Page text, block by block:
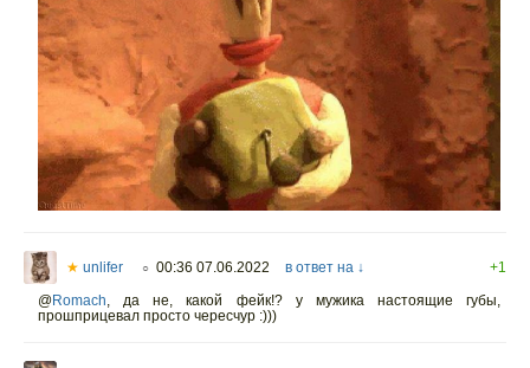
★ unlifer ○ 00:36 07.06.2022 в ответ на ↓
+1
@Romach, да не, какой фейк!? у мужика настоящие губы,
прошприцевал просто чересчур :)))